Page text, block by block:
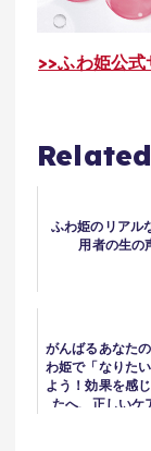
>>ふわ姫公
ふわ姫のリアル
用者の生の
がんばるあなた
わ姫で「なりた
よう！効果を感
たへ、正しいケ